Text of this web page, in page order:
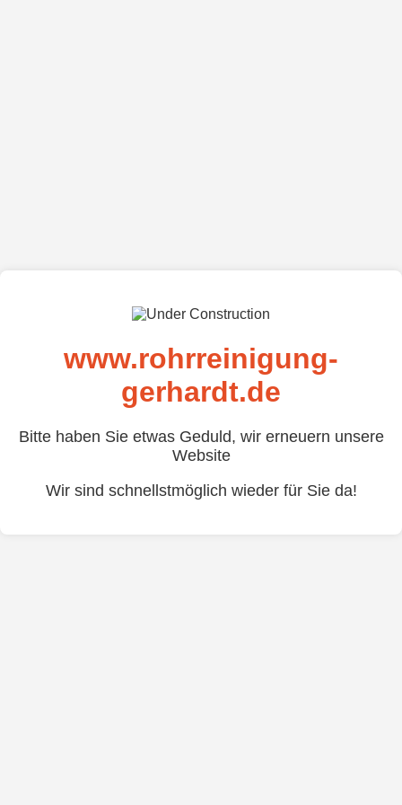
www.rohrreinigung-
gerhardt.de
Bitte haben Sie etwas Geduld, wir erneuern unsere
Website
Wir sind schnellstmöglich wieder für Sie da!